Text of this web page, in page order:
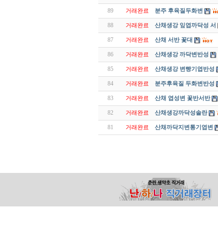
89 거래완료 분주 후육질두화변
88 거래완료 산채생강 잎엽까닥성 서
87 거래완료 산채 서반 꽃대
86 거래완료 산채생강 까닥변반성
85 거래완료 산채생강 변빵기엽반성
84 거래완료 분주후육질 두화변반성
83 거래완료 산채 엽성변 꽃반서반
82 거래완료 산채생강까닥성솔란
81 거래완료 산채까닥지변통기엽변